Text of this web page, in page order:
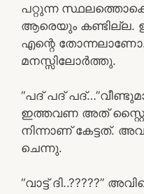
പറ്റുന്ന
ആരെയും കണ്ടില്ല.
എന്റെ
മനസ്സിലോർത്തു.
“പദ് പദ്
ഇത്തവണ അത്
നിന്നാണ് കേട്ടത്.
ചെന്നു.
“വാട്ട്‌ ദി..?????”